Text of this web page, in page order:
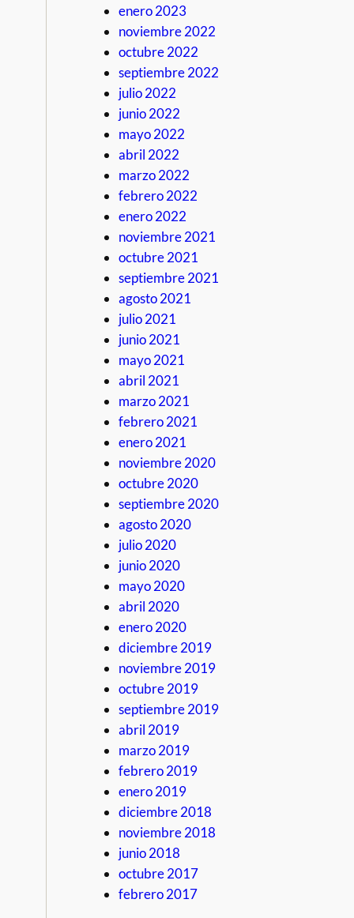
enero 2023
noviembre 2022
octubre 2022
septiembre 2022
julio 2022
junio 2022
mayo 2022
abril 2022
marzo 2022
febrero 2022
enero 2022
noviembre 2021
octubre 2021
septiembre 2021
agosto 2021
julio 2021
junio 2021
mayo 2021
abril 2021
marzo 2021
febrero 2021
enero 2021
noviembre 2020
octubre 2020
septiembre 2020
agosto 2020
julio 2020
junio 2020
mayo 2020
abril 2020
enero 2020
diciembre 2019
noviembre 2019
octubre 2019
septiembre 2019
abril 2019
marzo 2019
febrero 2019
enero 2019
diciembre 2018
noviembre 2018
junio 2018
octubre 2017
febrero 2017